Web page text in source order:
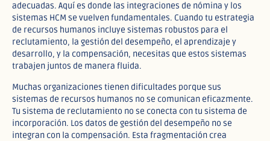
adecuadas. Aquí es donde las integraciones de nómina y los
sistemas HCM se vuelven fundamentales. Cuando tu estrategia
de recursos humanos incluye sistemas robustos para el
reclutamiento, la gestión del desempeño, el aprendizaje y
desarrollo, y la compensación, necesitas que estos sistemas
trabajen juntos de manera fluida.
Muchas organizaciones tienen dificultades porque sus
sistemas de recursos humanos no se comunican eficazmente.
Tu sistema de reclutamiento no se conecta con tu sistema de
incorporación. Los datos de gestión del desempeño no se
integran con la compensación. Esta fragmentación crea